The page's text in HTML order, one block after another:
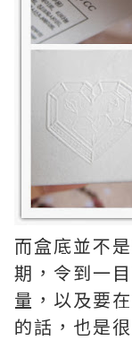
而盒底並不
期，令到一
量，以及要
的話，也是